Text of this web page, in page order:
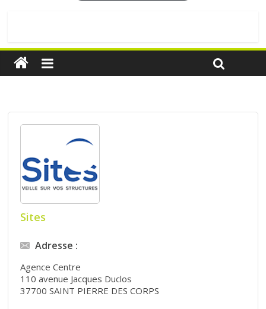
Sites
Adresse :
Agence Centre
110 avenue Jacques Duclos
37700 SAINT PIERRE DES CORPS